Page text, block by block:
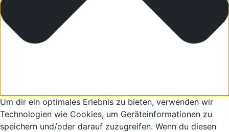
Um dir ein optimales Erlebnis zu bieten, verwenden wir
Technologien wie Cookies, um Geräteinformationen zu
speichern und/oder darauf zuzugreifen. Wenn du diesen